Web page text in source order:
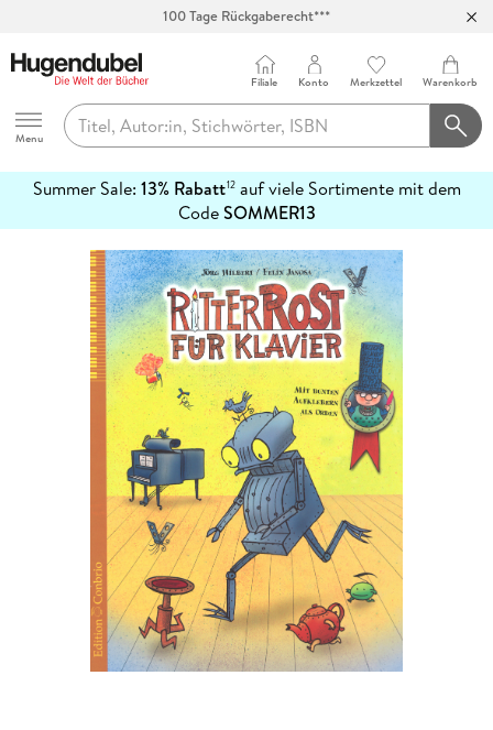
100 Tage Rückgaberecht***
Hugendubel
Menu
Filiale Konto Merkzettel Warenkorb
Summer Sale: 13% Rabatt12auf viele Sortimente mit dem
CodeSOMMER13
erfahren